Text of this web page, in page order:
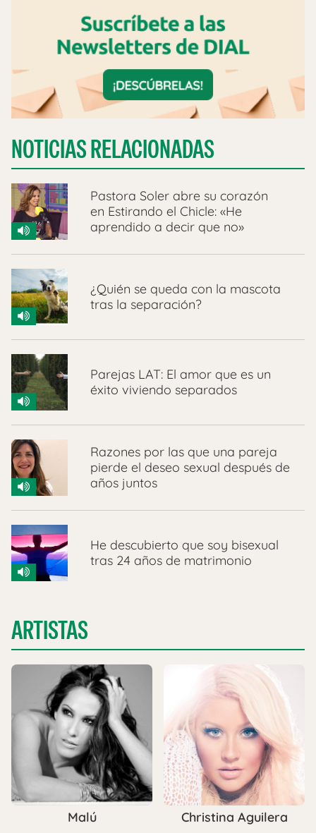
NOTICIAS RELACIONADAS
Pastora Soler abre su corazón
en Estirando el Chicle: «He
aprendido a decir que no»
¿Quién se queda con la mascota
tras la separación?
Parejas LAT: El amor que es un
éxito viviendo separados
Razones por las que una pareja
pierde el deseo sexual después de
años juntos
He descubierto que soy bisexual
tras 24 años de matrimonio
ARTISTAS
Malú Christina Aguilera